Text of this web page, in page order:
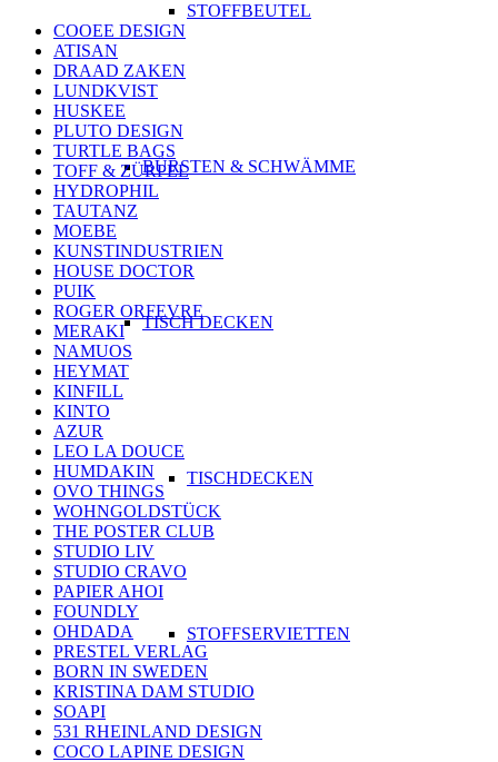
STOFFBEUTEL
BÜRSTEN & SCHWÄMME
TISCH DECKEN
TISCHDECKEN
STOFFSERVIETTEN
COOEE DESIGN
ATISAN
DRAAD ZAKEN
LUNDKVIST
HUSKEE
PLUTO DESIGN
TURTLE BAGS
TOFF & ZÜRPEL
HYDROPHIL
TAUTANZ
MOEBE
KUNSTINDUSTRIEN
HOUSE DOCTOR
PUIK
ROGER ORFEVRE
MERAKI
NAMUOS
HEYMAT
KINFILL
KINTO
AZUR
LEO LA DOUCE
HUMDAKIN
OVO THINGS
WOHNGOLDSTÜCK
THE POSTER CLUB
STUDIO LIV
STUDIO CRAVO
PAPIER AHOI
FOUNDLY
OHDADA
PRESTEL VERLAG
BORN IN SWEDEN
KRISTINA DAM STUDIO
SOAPI
531 RHEINLAND DESIGN
COCO LAPINE DESIGN